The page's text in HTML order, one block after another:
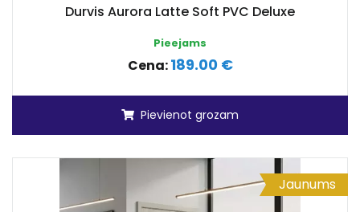
Durvis Aurora Latte Soft PVC Deluxe
Pieejams
Cena:189.00 €
Pievienot grozam
Jaunums